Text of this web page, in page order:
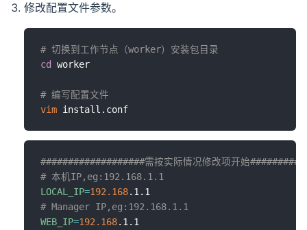
修改配置文件参数。
# 切换到工作节点（worker）安装包目录
cd
worker
# 编写配置文件
vim
###################需按实际情况修改项开始
# 本机IP,eg:192.168.1.1
LOCAL_IP=192.168
# Manager IP,eg:192.168.1.1
WEB_IP=192.168